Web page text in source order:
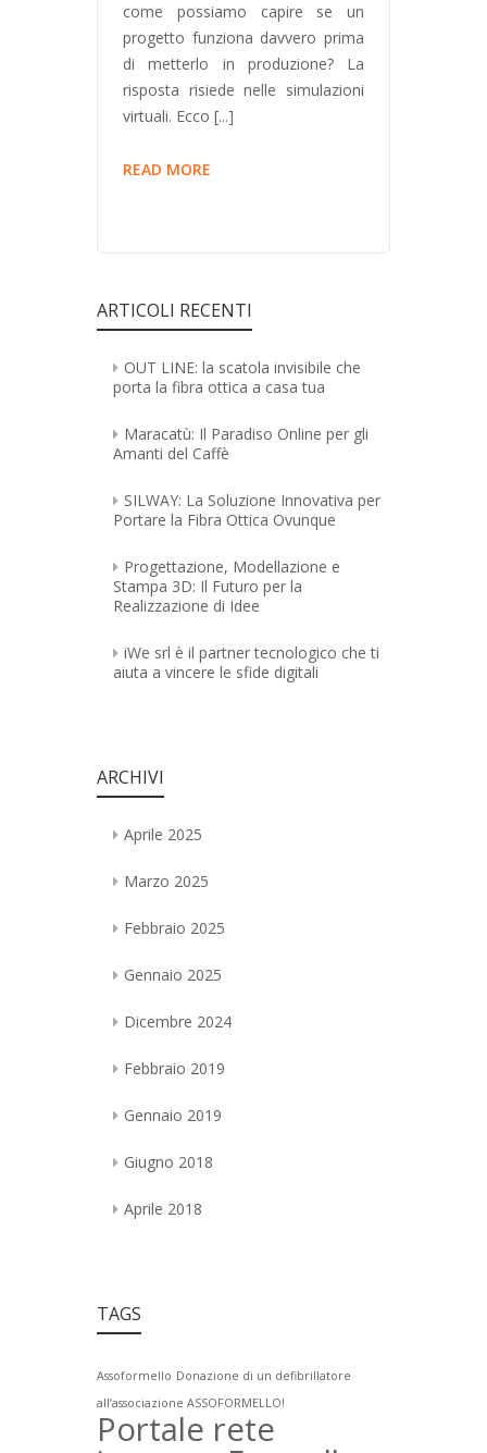
come possiamo capire se un
progetto funziona davvero prima
di metterlo in produzione? La
risposta risiede nelle simulazioni
virtuali. Ecco [...]
READ MORE
IL
FUTURO
LA
DI
IDEE
ARTICOLI RECENTI
OUT LINE: la scatola invisibile che
porta la fibra ottica a casa tua
Maracatù: Il Paradiso Online per gli
Amanti del Caffè
SILWAY: La Soluzione Innovativa per
Portare la Fibra Ottica Ovunque
Progettazione, Modellazione e
Stampa 3D: Il Futuro per la
Realizzazione di Idee
iWe srl è il partner tecnologico che ti
aiuta a vincere le sfide digitali
ARCHIVI
Aprile 2025
Marzo 2025
Febbraio 2025
Gennaio 2025
Dicembre 2024
Febbraio 2019
Gennaio 2019
Giugno 2018
Aprile 2018
TAGS
Assoformello Donazione di un defibrillatore
all’associazione ASSOFORMELLO!
Portale rete